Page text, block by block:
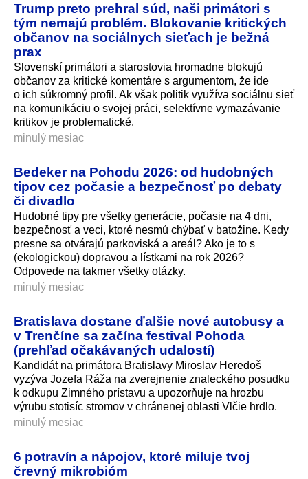
Trump preto prehral súd, naši primátori s
tým nemajú problém. Blokovanie kritických
občanov na sociálnych sieťach je bežná
prax
Slovenskí primátori a starostovia hromadne blokujú
občanov za kritické komentáre s argumentom, že ide
o ich súkromný profil. Ak však politik využíva sociálnu sieť
na komunikáciu o svojej práci, selektívne vymazávanie
kritikov je problematické.
minulý mesiac
Bedeker na Pohodu 2026: od hudobných
tipov cez počasie a bezpečnosť po debaty
či divadlo
Hudobné tipy pre všetky generácie, počasie na 4 dni,
bezpečnosť a veci, ktoré nesmú chýbať v batožine. Kedy
presne sa otvárajú parkoviská a areál? Ako je to s
(ekologickou) dopravou a lístkami na rok 2026?
Odpovede na takmer všetky otázky.
minulý mesiac
Bratislava dostane ďalšie nové autobusy a
v Trenčíne sa začína festival Pohoda
(prehľad očakávaných udalostí)
Kandidát na primátora Bratislavy Miroslav Heredoš
vyzýva Jozefa Ráža na zverejnenie znaleckého posudku
k odkupu Zimného prístavu a upozorňuje na hrozbu
výrubu stotisíc stromov v chránenej oblasti Vlčie hrdlo.
minulý mesiac
6 potravín a nápojov, ktoré miluje tvoj
črevný mikrobióm